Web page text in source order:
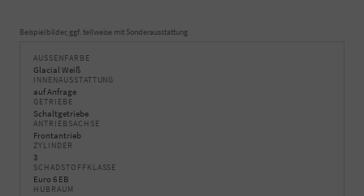
Beispielbilder, ggf. teilweise mit Sonderausstattung
AUSSENFARBE
Glacial Weiß
INNENAUSSTATTUNG
auf Anfrage
GETRIEBE
Schaltgetriebe
ANTRIEBSACHSE
Frontantrieb
ZYLINDER
3
SCHADSTOFFKLASSE
Euro 6 EB
HUBRAUM